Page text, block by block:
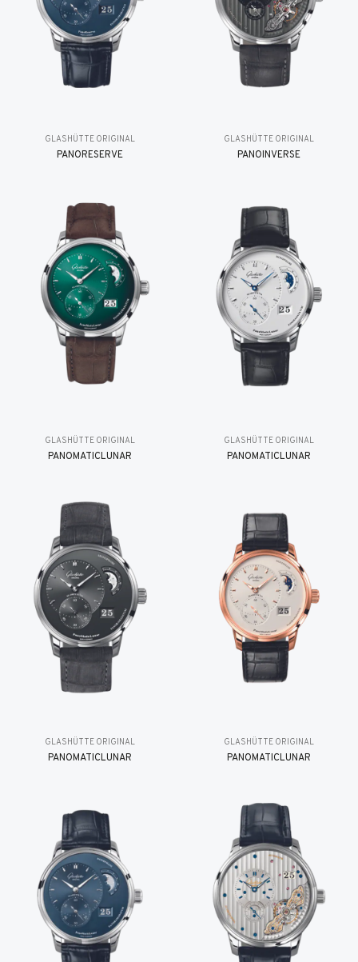
GLASHÜTTE ORIGINAL
PANORESERVE
GLASHÜTTE ORIGINAL
PANOINVERSE
GLASHÜTTE ORIGINAL
PANOMATICLUNAR
GLASHÜTTE ORIGINAL
PANOMATICLUNAR
GLASHÜTTE ORIGINAL
PANOMATICLUNAR
GLASHÜTTE ORIGINAL
PANOMATICLUNAR